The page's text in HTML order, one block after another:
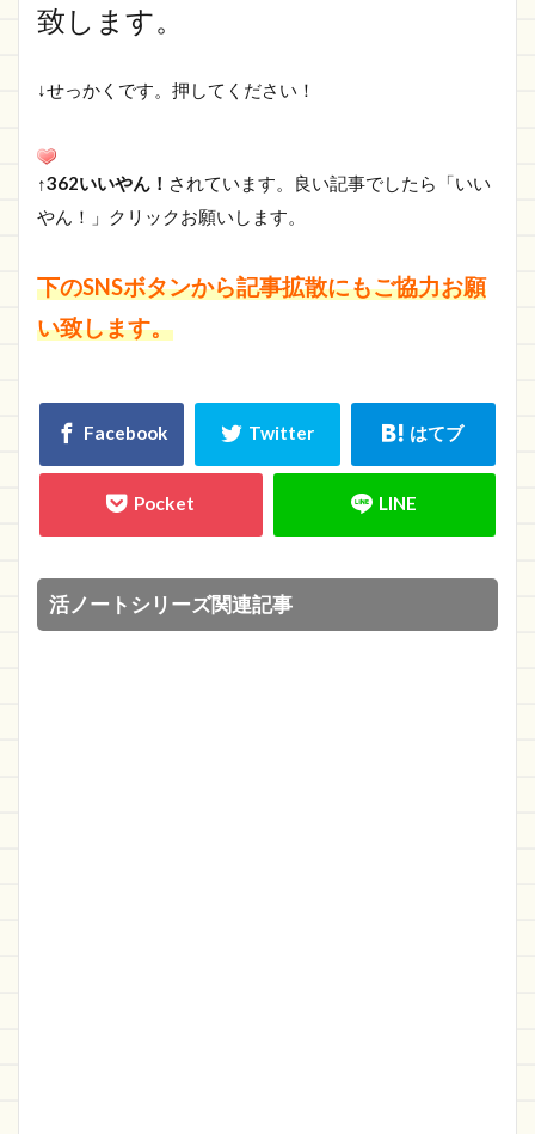
致します。
↓せっかくです。押してください！
↑362いいやん！ されています。良い記事でしたら「いい
やん！」クリックお願いします。
下のSNSボタンから記事拡散にもご協力お願
い致します。
活ノートシリーズ関連記事